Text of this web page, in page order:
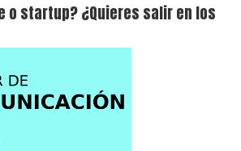
salir en los